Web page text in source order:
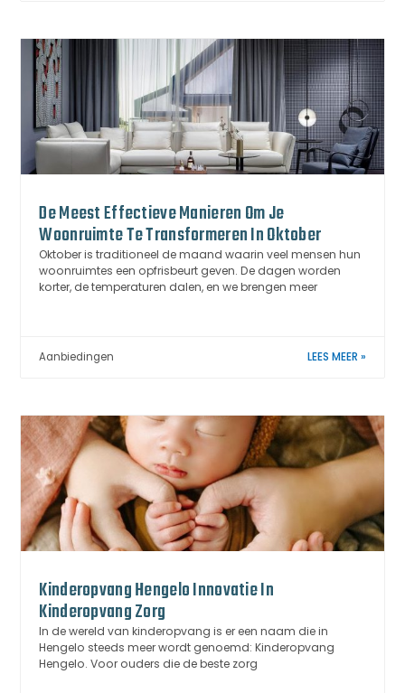
De Meest Effectieve Manieren Om Je
Woonruimte Te Transformeren In Oktober
Oktober is traditioneel de maand waarin veel mensen hun
woonruimtes een opfrisbeurt geven. De dagen worden
korter, de temperaturen dalen, en we brengen meer
Aanbiedingen LEES MEER »
Kinderopvang Hengelo Innovatie In
Kinderopvang Zorg
In de wereld van kinderopvang is er een naam die in
Hengelo steeds meer wordt genoemd: Kinderopvang
Hengelo. Voor ouders die de beste zorg